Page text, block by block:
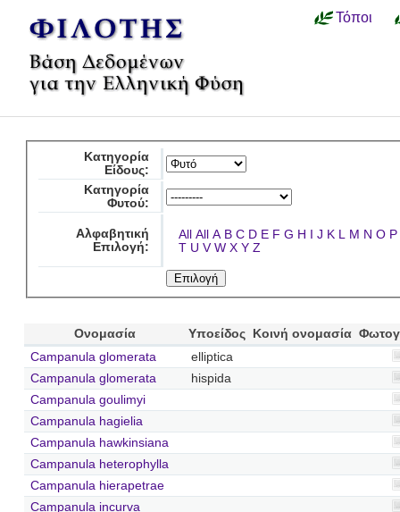
Τόποι
Κατηγορία
Είδους:
Κατηγορία
Φυτού:
Αλφαβητική
Επιλογή:
All All A B C D E F G H I J K L M N O P
T U V W X Y Z
Ονομασία Υποείδος Κοινή ονομασία
Campanula glomerata
elliptica
Campanula glomerata
hispida
Campanula goulimyi
Campanula hagielia
Campanula hawkinsiana
Campanula heterophylla
Campanula hierapetrae
Campanula incurva